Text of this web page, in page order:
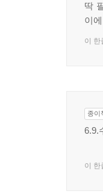
딱
이
이 한
종이
6.9.
이 한